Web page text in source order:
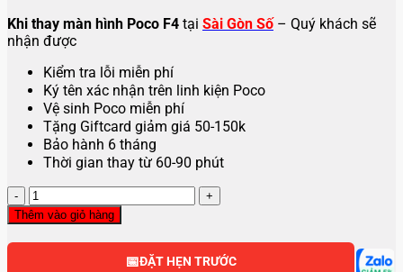
Khi thay màn hình Poco F4 tại Sài Gòn Số– Quý khách sẽ
nhận được
Kiểm tra lỗi miễn phí
Ký tên xác nhận trên linh kiện Poco
Vệ sinh Poco miễn phí
Tặng Giftcard giảm giá 50-150k
Bảo hành 6 tháng
Thời gian thay từ 60-90 phút
Thay
màn
hình
Poco
Thêm vào giỏ hàng
📅ĐẶT HẸN TRƯỚC